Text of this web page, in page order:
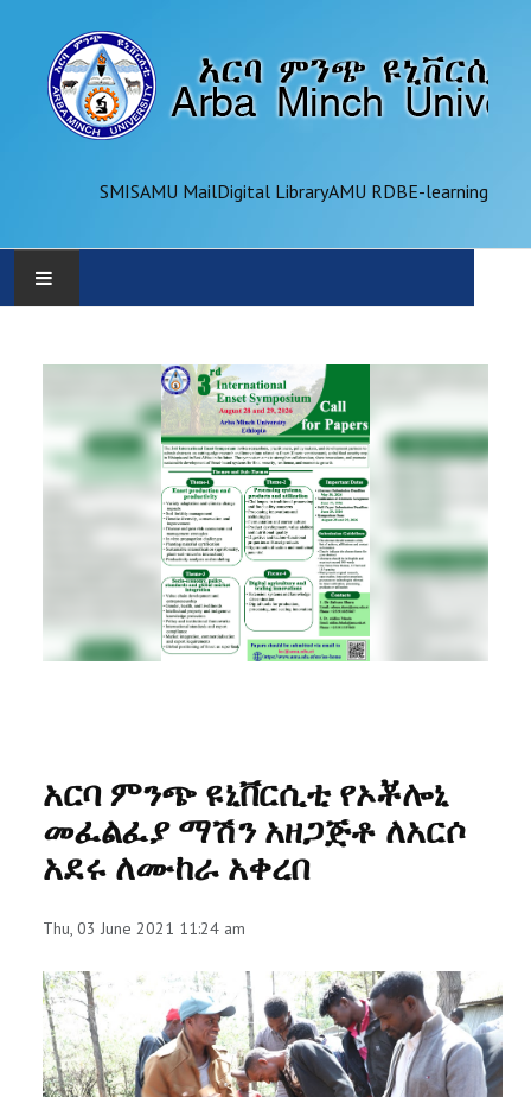
SMISAMU MailDigital LibraryAMU RDBE-learning
ADMINISTRATION
OFFICES
REGISTRAR
PARTNERSHIP
አርባ ምንጭ ዩኒቨርሲቲ የኦቾሎኒ
መፈልፈያ ማሽን አዘጋጅቶ ለአርሶ
አደሩ ለሙከራ አቀረበ
Thu, 03 June 2021 11:24 am